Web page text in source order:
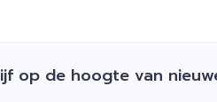
op de hoogte van